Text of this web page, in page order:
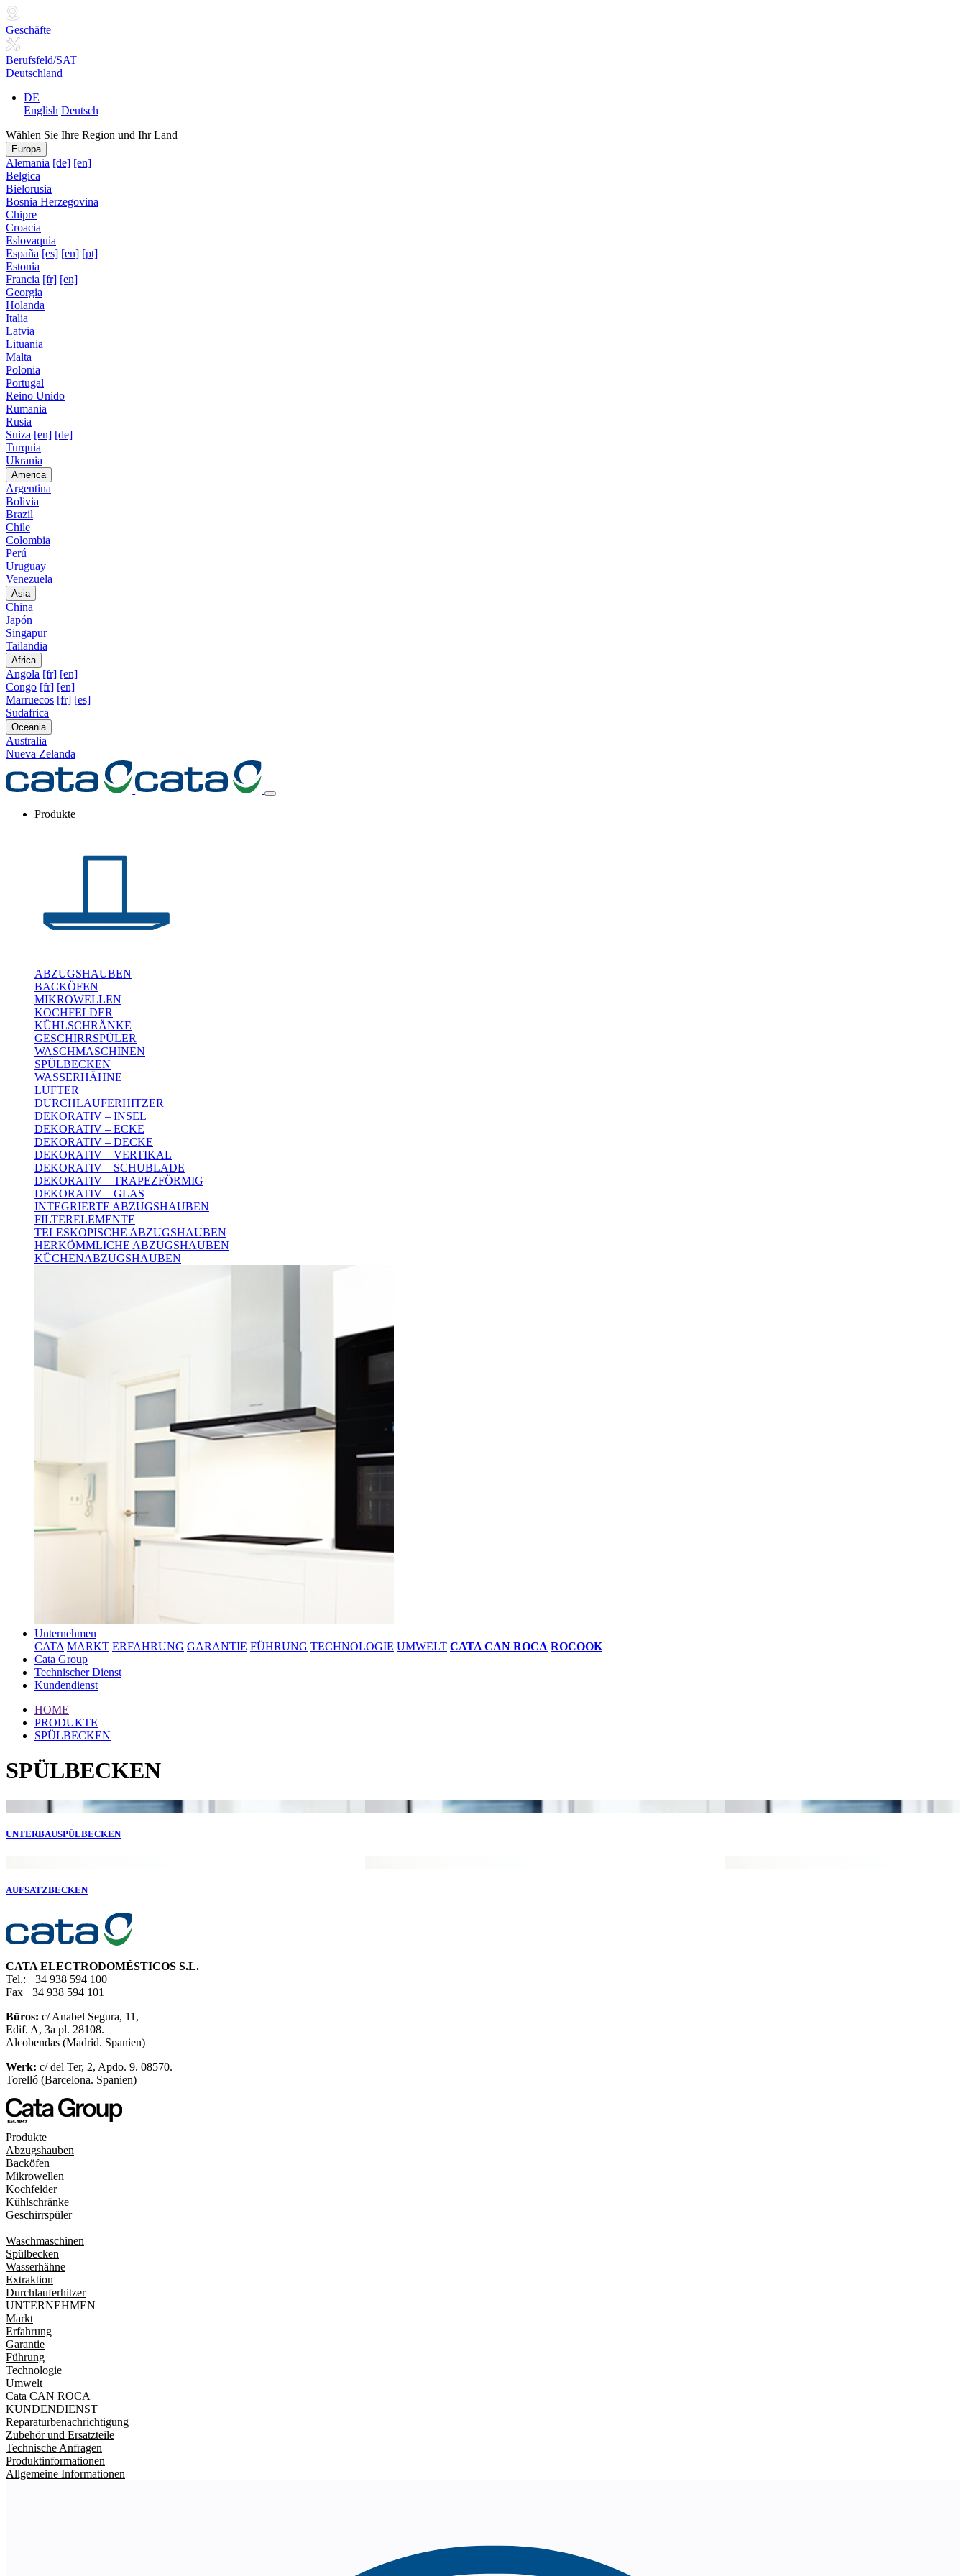
Geschäfte
Berufsfeld/SAT
Deutschland
DE
English Deutsch
Wählen Sie Ihre Region und Ihr Land
Europa
Alemania [de] [en]
Belgica
Bielorusia
Bosnia Herzegovina
Chipre
Croacia
Eslovaquia
España [es] [en] [pt]
Estonia
Francia [fr] [en]
Georgia
Holanda
Italia
Latvia
Lituania
Malta
Polonia
Portugal
Reino Unido
Rumania
Rusia
Suiza [en] [de]
Turquia
Ukrania
America
Argentina
Bolivia
Brazil
Chile
Colombia
Perú
Uruguay
Venezuela
Asia
China
Japón
Singapur
Tailandia
Africa
Angola [fr] [en]
Congo [fr] [en]
Marruecos [fr] [es]
Sudafrica
Oceania
Australia
Nueva Zelanda
Produkte
ABZUGSHAUBEN
BACKÖFEN
MIKROWELLEN
KOCHFELDER
KÜHLSCHRÄNKE
GESCHIRRSPÜLER
WASCHMASCHINEN
SPÜLBECKEN
WASSERHÄHNE
LÜFTER
DURCHLAUFERHITZER
DEKORATIV – INSEL
DEKORATIV – ECKE
DEKORATIV – DECKE
DEKORATIV – VERTIKAL
DEKORATIV – SCHUBLADE
DEKORATIV – TRAPEZFÖRMIG
DEKORATIV – GLAS
INTEGRIERTE ABZUGSHAUBEN
FILTERELEMENTE
TELESKOPISCHE ABZUGSHAUBEN
HERKÖMMLICHE ABZUGSHAUBEN
KÜCHENABZUGSHAUBEN
Unternehmen
CATA MARKT ERFAHRUNG GARANTIE FÜHRUNG TECHNOLOGIE UMWELT CATA CAN ROCA ROCOOK
Cata Group
Technischer Dienst
Kundendienst
HOME
PRODUKTE
SPÜLBECKEN
SPÜLBECKEN
UNTERBAUSPÜLBECKEN
AUFSATZBECKEN
CATA ELECTRODOMÉSTICOS S.L.
Tel.: +34 938 594 100
Fax +34 938 594 101
Büros: c/ Anabel Segura, 11,
Edif. A, 3a pl. 28108.
Alcobendas (Madrid. Spanien)
Werk: c/ del Ter, 2, Apdo. 9. 08570.
Torelló (Barcelona. Spanien)
Produkte
Abzugshauben
Backöfen
Mikrowellen
Kochfelder
Kühlschränke
Geschirrspüler
Waschmaschinen
Spülbecken
Wasserhähne
Extraktion
Durchlauferhitzer
UNTERNEHMEN
Markt
Erfahrung
Garantie
Führung
Technologie
Umwelt
Cata CAN ROCA
KUNDENDIENST
Reparaturbenachrichtigung
Zubehör und Ersatzteile
Technische Anfragen
Produktinformationen
Allgemeine Informationen